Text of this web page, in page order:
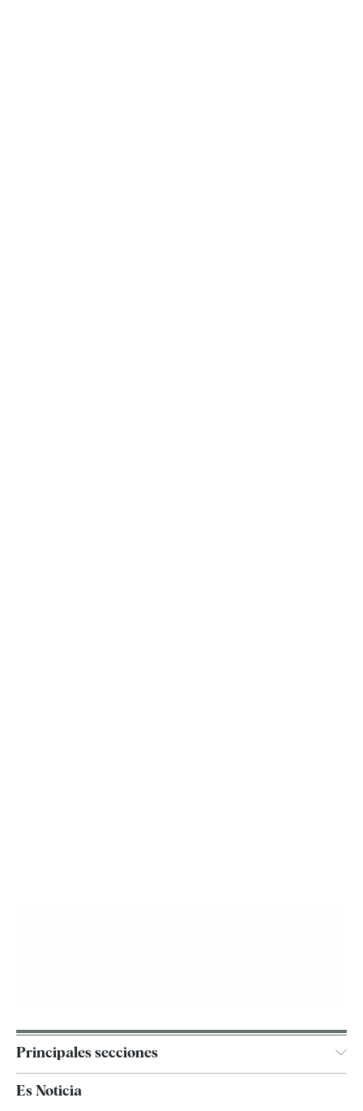
Principales secciones
España
Es Noticia